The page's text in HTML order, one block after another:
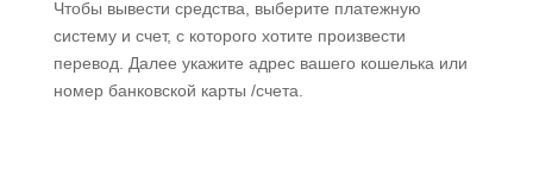
Чтобы вывести средства, выберите платежную
систему и счет, с которого хотите произвести
перевод. Далее укажите адрес вашего кошелька или
номер банковской карты /счета.